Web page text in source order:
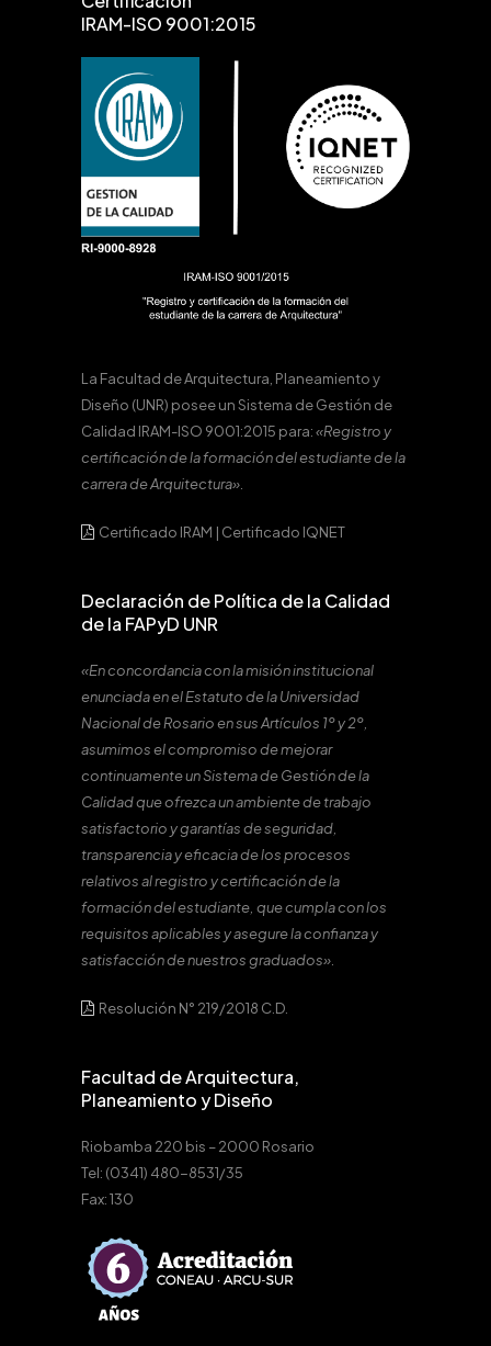
IRAM-ISO 9001:2015
La Facultad de Arquitectura, Planeamiento y
Diseño (UNR) posee un Sistema de Gestión de
Calidad IRAM-ISO 9001:2015 para:«Registro y
certificación de la formación del estudiante de la
carrera de Arquitectura».
Certificado IRAM | Certificado IQNET
Declaración de Política de la Calidad
de la FAPyD UNR
«En concordancia con la misión institucional
enunciada en el Estatuto de la Universidad
Nacional de Rosario en sus Artículos 1º y 2º,
asumimos el compromiso de mejorar
continuamente un Sistema de Gestión de la
Calidad que ofrezca un ambiente de trabajo
satisfactorio y garantías de seguridad,
transparencia y eficacia de los procesos
relativos al registro y certificación de la
formación del estudiante, que cumpla con los
requisitos aplicables y asegure la confianza y
satisfacción de nuestros graduados».
Resolución N° 219/2018 C.D.
Facultad de Arquitectura,
Planeamiento y Diseño
Riobamba 220 bis – 2000 Rosario
Tel: (0341) 480-8531/35
Fax: 130